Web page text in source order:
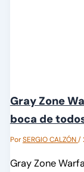
Gray Zone
boca de
PorSERGIO CALZÓN/
Gray Zone